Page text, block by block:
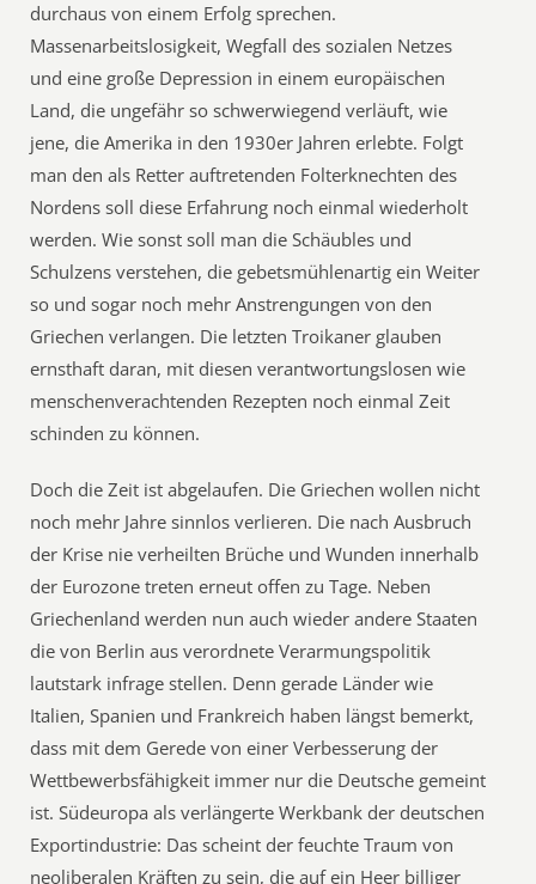
durchaus von einem Erfolg sprechen.
Massenarbeitslosigkeit, Wegfall des sozialen Netzes
und eine große Depression in einem europäischen
Land, die ungefähr so schwerwiegend verläuft, wie
jene, die Amerika in den 1930er Jahren erlebte. Folgt
man den als Retter auftretenden Folterknechten des
Nordens soll diese Erfahrung noch einmal wiederholt
werden. Wie sonst soll man die Schäubles und
Schulzens verstehen, die gebetsmühlenartig ein Weiter
so und sogar noch mehr Anstrengungen von den
Griechen verlangen. Die letzten Troikaner glauben
ernsthaft daran, mit diesen verantwortungslosen wie
menschenverachtenden Rezepten noch einmal Zeit
schinden zu können.
Doch die Zeit ist abgelaufen. Die Griechen wollen nicht
noch mehr Jahre sinnlos verlieren. Die nach Ausbruch
der Krise nie verheilten Brüche und Wunden innerhalb
der Eurozone treten erneut offen zu Tage. Neben
Griechenland werden nun auch wieder andere Staaten
die von Berlin aus verordnete Verarmungspolitik
lautstark infrage stellen. Denn gerade Länder wie
Italien, Spanien und Frankreich haben längst bemerkt,
dass mit dem Gerede von einer Verbesserung der
Wettbewerbsfähigkeit immer nur die Deutsche gemeint
ist. Südeuropa als verlängerte Werkbank der deutschen
Exportindustrie: Das scheint der feuchte Traum von
neoliberalen Kräften zu sein, die auf ein Heer billiger